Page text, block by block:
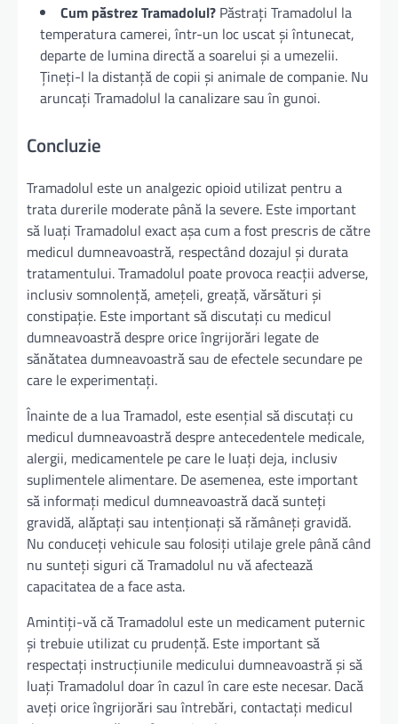
Cum păstrez Tramadolul? Păstrați Tramadolul la
temperatura camerei, într-un loc uscat și întunecat,
departe de lumina directă a soarelui și a umezelii.
Țineți-l la distanță de copii și animale de companie. Nu
aruncați Tramadolul la canalizare sau în gunoi.
Concluzie
Tramadolul este un analgezic opioid utilizat pentru a
trata durerile moderate până la severe. Este important
să luați Tramadolul exact așa cum a fost prescris de către
medicul dumneavoastră, respectând dozajul și durata
tratamentului. Tramadolul poate provoca reacții adverse,
inclusiv somnolență, amețeli, greață, vărsături și
constipație. Este important să discutați cu medicul
dumneavoastră despre orice îngrijorări legate de
sănătatea dumneavoastră sau de efectele secundare pe
care le experimentați.
Înainte de a lua Tramadol, este esențial să discutați cu
medicul dumneavoastră despre antecedentele medicale,
alergii, medicamentele pe care le luați deja, inclusiv
suplimentele alimentare. De asemenea, este important
să informați medicul dumneavoastră dacă sunteți
gravidă, alăptați sau intenționați să rămâneți gravidă.
Nu conduceți vehicule sau folosiți utilaje grele până când
nu sunteți siguri că Tramadolul nu vă afectează
capacitatea de a face asta.
Amintiți-vă că Tramadolul este un medicament puternic
și trebuie utilizat cu prudență. Este important să
respectați instrucțiunile medicului dumneavoastră și să
luați Tramadolul doar în cazul în care este necesar. Dacă
aveți orice îngrijorări sau întrebări, contactați medicul